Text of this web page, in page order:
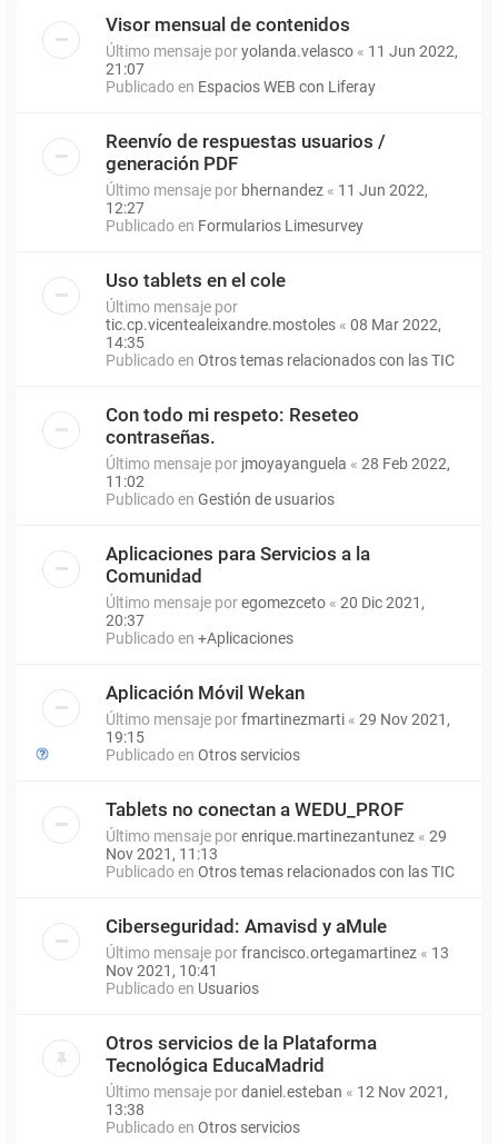
Visor mensual de contenidos
Último mensaje poryolanda.velasco « 11 Jun 2022,
21:07
Publicado en Espacios WEB con Liferay
Reenvío de respuestas usuarios /
generación PDF
Último mensaje por bhernandez « 11 Jun 2022,
12:27
Publicado en Formularios Limesurvey
Uso tablets en el cole
Último mensaje por
tic.cp.vicentealeixandre.mostoles « 08 Mar 2022,
14:35
Publicado en Otros temas relacionados con las TIC
Con todo mi respeto: Reseteo
contraseñas.
Último mensaje por jmoyayanguela « 28 Feb 2022,
11:02
Publicado en Gestión de usuarios
Aplicaciones para Servicios a la
Comunidad
Último mensaje poregomezceto « 20 Dic 2021,
20:37
Publicado en +Aplicaciones
Aplicación Móvil Wekan
Último mensaje porfmartinezmarti « 29 Nov 2021,
19:15
Publicado en Otros servicios
Tablets no conectan a WEDU_PROF
Último mensaje porenrique.martinezantunez « 29
Nov 2021, 11:13
Publicado en Otros temas relacionados con las TIC
Ciberseguridad: Amavisd y aMule
Último mensaje porfrancisco.ortegamartinez « 13
Nov 2021, 10:41
Publicado en Usuarios
Otros servicios de la Plataforma
Tecnológica EducaMadrid
Último mensaje pordaniel.esteban « 12 Nov 2021,
13:38
Publicado en Otros servicios